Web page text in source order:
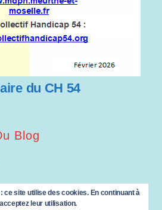
du CH 54
Blog
ABONNEZ-VOUS
ce site utilise des cookies. En continuant à
leur utilisation.